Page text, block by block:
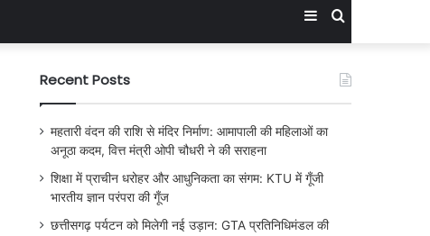
Search
for
Sidebar
Recent Posts
महतारी वंदन की राशि से मंदिर निर्माण: आमापाली की महिलाओं का
अनूठा कदम, वित्त मंत्री ओपी चौधरी ने की सराहना
शिक्षा में प्राचीन धरोहर और आधुनिकता का संगम: KTU में गूँजी
भारतीय ज्ञान परंपरा की गूँज
छत्तीसगढ़ पर्यटन को मिलेगी नई उड़ान: GTA प्रतिनिधिमंडल की